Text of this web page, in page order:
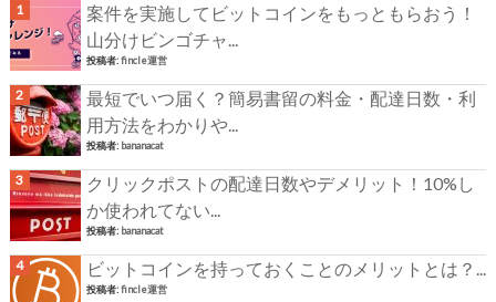
案件を実施してビットコインをもっともらおう！
山分けビンゴチャ...
投稿者:fincle運営
最短でいつ届く？簡易書留の料金・配達日数・利
用方法をわかりや...
投稿者: bananacat
クリックポストの配達日数やデメリット！10%し
か使われてない...
投稿者: bananacat
ビットコインを持っておくことのメリットとは？...
投稿者:fincle運営